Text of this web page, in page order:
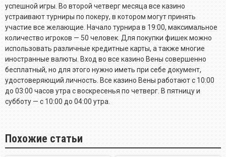
успешной игры. Во второй четверг месяца все казино
устраивают турниры по покеру, в котором могут принять
участие все желающие. Начало турнира в 19:00, максимальное
количество игроков — 50 человек. Для покупки фишек можно
использовать различные кредитные карты, а также многие
иностранные валюты. Вход во все казино Вены совершенно
бесплатный, но для этого нужно иметь при себе документ,
удостоверяющий личность. Все казино Вены работают с 10:00
до 03:00 часов утра с воскресенья по четверг. В пятницу и
субботу — с 10:00 до 04:00 утра.
Похожие статьи